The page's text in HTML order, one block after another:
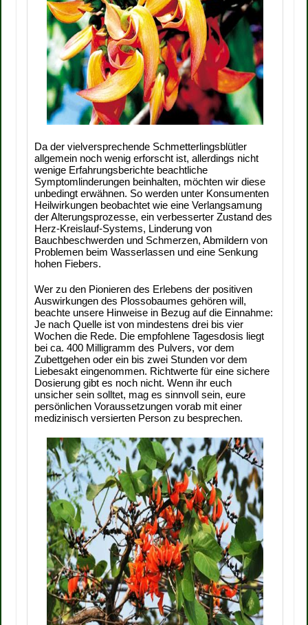
Da der vielversprechende Schmetterlingsblütler
allgemein noch wenig erforscht ist, allerdings nicht
wenige Erfahrungsberichte beachtliche
Symptomlinderungen beinhalten, möchten wir diese
unbedingt erwähnen. So werden unter Konsumenten
Heilwirkungen beobachtet wie eine Verlangsamung
der Alterungsprozesse, ein verbesserter Zustand des
Herz-Kreislauf-Systems, Linderung von
Bauchbeschwerden und Schmerzen, Abmildern von
Problemen beim Wasserlassen und eine Senkung
hohen Fiebers.
Wer zu den Pionieren des Erlebens der positiven
Auswirkungen des Plossobaumes gehören will,
beachte unsere Hinweise in Bezug auf die Einnahme:
Je nach Quelle ist von mindestens drei bis vier
Wochen die Rede. Die empfohlene Tagesdosis liegt
bei ca. 400 Milligramm des Pulvers, vor dem
Zubettgehen oder ein bis zwei Stunden vor dem
Liebesakt eingenommen. Richtwerte für eine sichere
Dosierung gibt es noch nicht. Wenn ihr euch
unsicher sein solltet, mag es sinnvoll sein, eure
persönlichen Voraussetzungen vorab mit einer
medizinisch versierten Person zu besprechen.